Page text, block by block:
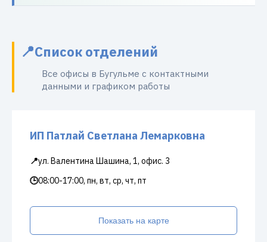
Список отделений
Все офисы в Бугульме с контактными
данными и графиком работы
ИП Патлай Светлана Лемарковна
📍ул. Валентина Шашина, 1, офис. 3
🕒08:00-17:00, пн, вт, ср, чт, пт
Показать на карте